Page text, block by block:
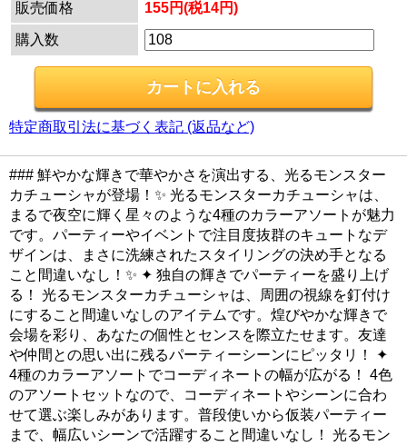
販売価格
155円(税14円)
購入数
特定商取引法に基づく表記 (返品など)
### 鮮やかな輝きで華やかさを演出する、光るモンスター
カチューシャが登場！✨ 光るモンスターカチューシャは、
まるで夜空に輝く星々のような4種のカラーアソートが魅力
です。パーティーやイベントで注目度抜群のキュートなデ
ザインは、まさに洗練されたスタイリングの決め手となる
こと間違いなし！✨ ✦ 独自の輝きでパーティーを盛り上げ
る！ 光るモンスターカチューシャは、周囲の視線を釘付け
にすること間違いなしのアイテムです。煌びやかな輝きで
会場を彩り、あなたの個性とセンスを際立たせます。友達
や仲間との思い出に残るパーティーシーンにピッタリ！ ✦
4種のカラーアソートでコーディネートの幅が広がる！ 4色
のアソートセットなので、コーディネートやシーンに合わ
せて選ぶ楽しみがあります。普段使いから仮装パーティー
まで、幅広いシーンで活躍すること間違いなし！ 光るモン